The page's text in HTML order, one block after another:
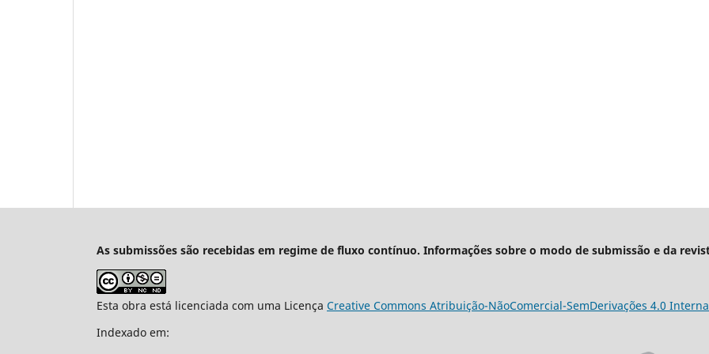
As submissões são recebidas em regime de fluxo contínuo. Informações sobre o modo de submissão e da
Esta obra está licenciada com uma Licença Creative Commons Atribuição-NãoComercial-SemDerivações 4.0
Indexado em: